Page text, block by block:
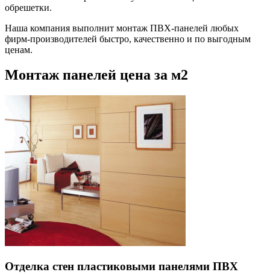
обрешетки.
Наша компания выполнит монтаж ПВХ-панелей любых
фирм-производителей быстро, качественно и по выгодным
ценам.
Монтаж панелей цена за м2
Отделка стен пластиковыми панелями ПВХ